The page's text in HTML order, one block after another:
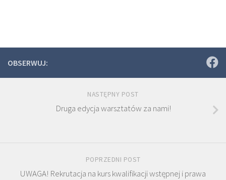
OBSERWUJ:
NASTĘPNY POST
Druga edycja warsztatów za nami!
POPRZEDNI POST
UWAGA! Rekrutacja na kurs kwalifikacji wstępnej i prawa